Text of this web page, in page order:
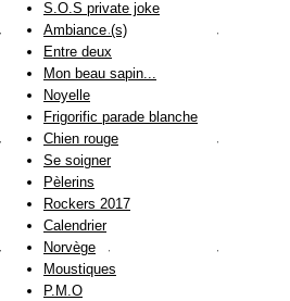
S.O.S private joke
Ambiance (s)
Entre deux
Mon beau sapin...
Noyelle
Frigorific parade blanche
Chien rouge
Se soigner
Pèlerins
Rockers 2017
Calendrier
Norvège
Moustiques
P.M.O